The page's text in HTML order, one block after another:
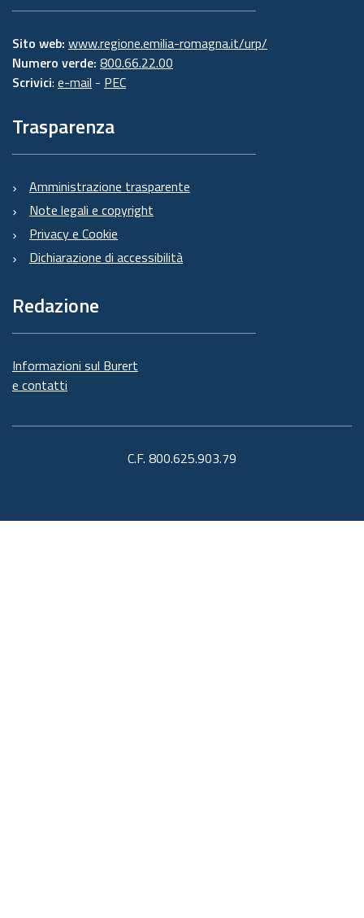
Sito web: www.regione.emilia-romagna.it/urp/
Numero verde: 800.66.22.00
Scrivici: e-mail - PEC
Trasparenza
Amministrazione trasparente
Note legali e copyright
Privacy e Cookie
Dichiarazione di accessibilità
Redazione
Informazioni sul Burert
e contatti
C.F. 800.625.903.79